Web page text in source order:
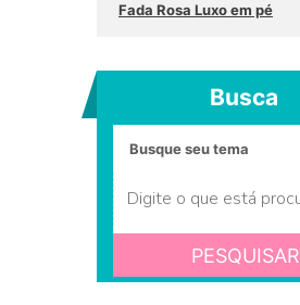
Fada Rosa Luxo em pé
Busca
PESQUISAR